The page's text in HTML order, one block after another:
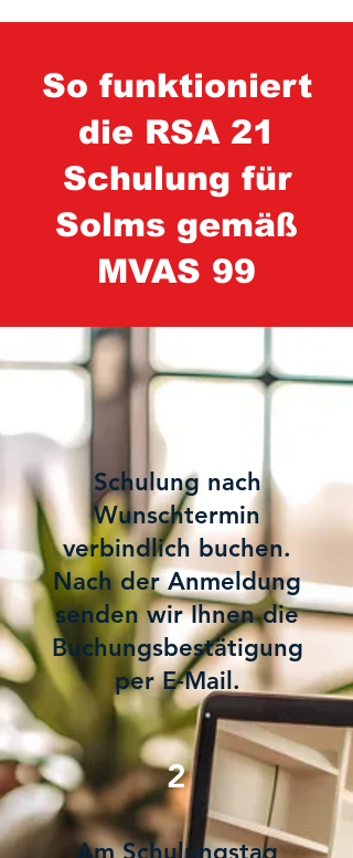
So funktioniert
die RSA 21
Schulung für
Solms gemäß
MVAS 99
Schulung nach
Wunschtermin
verbindlich buchen.
Nach der Anmeldung
senden wir Ihnen die
Buchungsbestätigung
per E-Mail.
2
Am Schulungstag